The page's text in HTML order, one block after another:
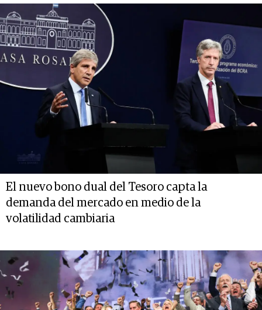
El nuevo bono dual del Tesoro capta la
demanda del mercado en medio de la
volatilidad cambiaria